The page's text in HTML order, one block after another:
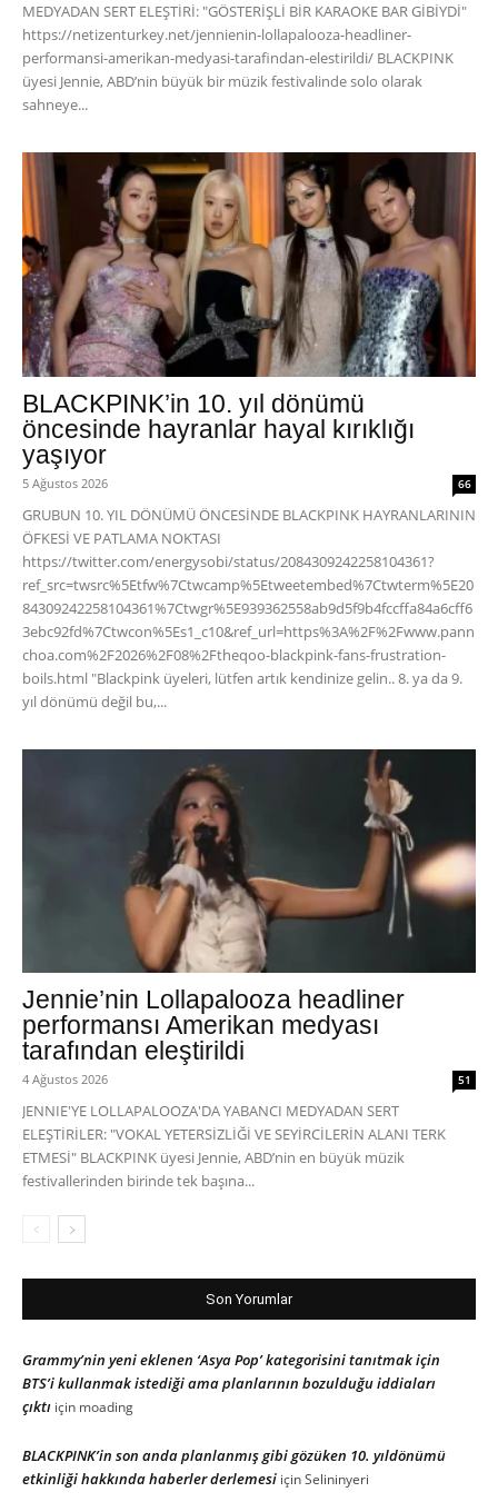
MEDYADAN SERT ELEŞTİRİ: "GÖSTERİŞLİ BİR KARAOKE BAR GİBİYDİ"
https://netizenturkey.net/jennienin-lollapalooza-headliner-
performansi-amerikan-medyasi-tarafindan-elestirildi/ BLACKPINK
üyesi Jennie, ABD’nin büyük bir müzik festivalinde solo olarak
sahneye...
BLACKPINK’in 10. yıl dönümü
öncesinde hayranlar hayal kırıklığı
yaşıyor
5 Ağustos 2026 66
GRUBUN 10. YIL DÖNÜMÜ ÖNCESİNDE BLACKPINK HAYRANLARININ
ÖFKESİ VE PATLAMA NOKTASI
https://twitter.com/energysobi/status/2084309242258104361?
ref_src=twsrc%5Etfw%7Ctwcamp%5Etweetembed%7Ctwterm%5E20
84309242258104361%7Ctwgr%5E939362558ab9d5f9b4fccffa84a6cff6
3ebc92fd%7Ctwcon%5Es1_c10&ref_url=https%3A%2F%2Fwww.pann
choa.com%2F2026%2F08%2Ftheqoo-blackpink-fans-frustration-
boils.html "Blackpink üyeleri, lütfen artık kendinize gelin.. 8. ya da 9.
yıl dönümü değil bu,...
Jennie’nin Lollapalooza headliner
performansı Amerikan medyası
tarafından eleştirildi
4 Ağustos 2026 51
JENNIE'YE LOLLAPALOOZA'DA YABANCI MEDYADAN SERT
ELEŞTİRİLER: "VOKAL YETERSİZLİĞİ VE SEYİRCİLERİN ALANI TERK
ETMESİ" BLACKPINK üyesi Jennie, ABD’nin en büyük müzik
festivallerinden birinde tek başına...
Son Yorumlar
Grammy’nin yeni eklenen ‘Asya Pop’ kategorisini tanıtmak için
BTS’i kullanmak istediği ama planlarının bozulduğu iddiaları
çıktı için moading
BLACKPINK’in son anda planlanmış gibi gözüken 10. yıldönümü
etkinliği hakkında haberler derlemesi içinSelininyeri